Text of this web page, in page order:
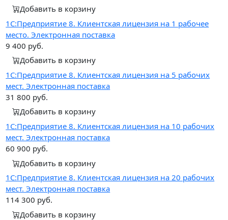
Добавить в корзину
1С:Предприятие 8. Клиентская лицензия на 1 рабочее
место. Электронная поставка
9 400 руб.
Добавить в корзину
1С:Предприятие 8. Клиентская лицензия на 5 рабочих
мест. Электронная поставка
31 800 руб.
Добавить в корзину
1С:Предприятие 8. Клиентская лицензия на 10 рабочих
мест. Электронная поставка
60 900 руб.
Добавить в корзину
1С:Предприятие 8. Клиентская лицензия на 20 рабочих
мест. Электронная поставка
114 300 руб.
Добавить в корзину